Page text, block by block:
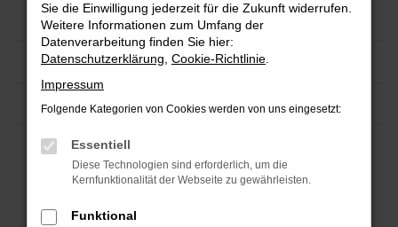
Sie die Einwilligung jederzeit für die Zukunft widerrufen.
Weitere Informationen zum Umfang der
Datenverarbeitung finden Sie hier:
Datenschutzerklärung Cookie-Richtlinie
Impressum
Folgende Kategorien von Cookies werden von uns eingesetzt:
Essentiell
Diese Technologien sind erforderlich, um die
Kernfunktionalität der Webseite zu gewährleisten.
Funktional